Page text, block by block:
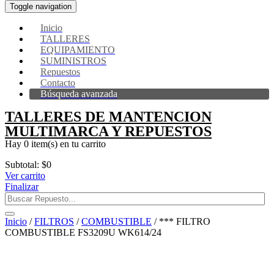
Toggle navigation
Inicio
TALLERES
EQUIPAMIENTO
SUMINISTROS
Repuestos
Contacto
Búsqueda avanzada
TALLERES DE MANTENCION
MULTIMARCA Y REPUESTOS
Hay 0 item(s) en tu carrito
Subtotal: $0
Ver carrito
Finalizar
Inicio /FILTROS /COMBUSTIBLE / *** FILTRO
COMBUSTIBLE FS3209U WK614/24